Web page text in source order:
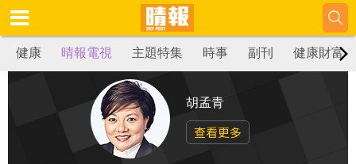
健康 晴報電視 主題特集 時事 副刊 健康財富
胡孟青
查看更多